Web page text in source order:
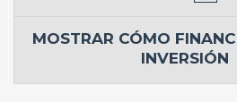
MOSTRAR CÓMO
INVERSIÓN